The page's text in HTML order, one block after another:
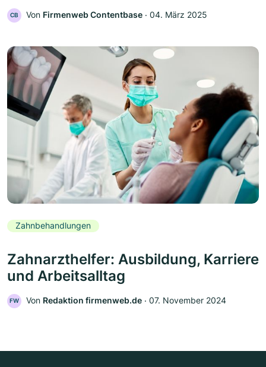
CB Von Firmenweb Contentbase ‧ 04. März 2025
Zahnbehandlungen
Zahnarzthelfer: Ausbildung, Karriere
und Arbeitsalltag
FW Von Redaktion firmenweb.de ‧ 07. November 2024